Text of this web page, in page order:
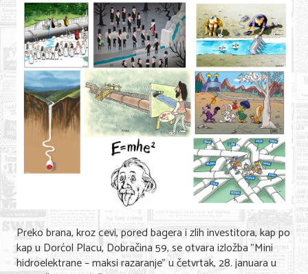
Shopping
Sve za venčanje
Sve za decu
Gastronomija
Kuća i bašta
Zdravlje i medicina
Sport i rekreacija
ADRESAR
Posao
Preko brana, kroz cevi, pored bagera i zlih investitora, kap po
kap u Dorćol Placu, Dobračina 59, se otvara izložba "Mini
hidroelektrane – maksi razaranje" u četvrtak, 28. januara u